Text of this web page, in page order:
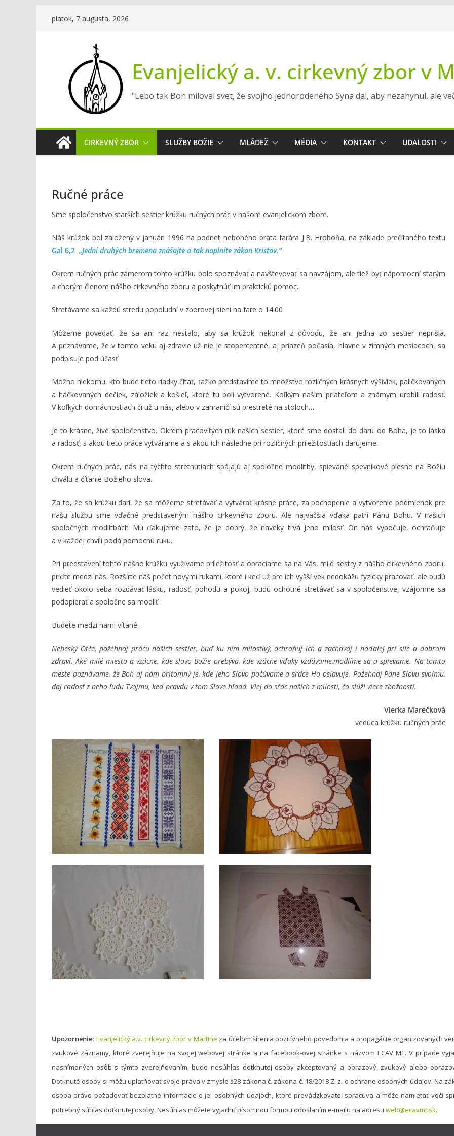
piatok, 7 augusta, 2026
Evanjelický a. v. cirkevný zbor v
"Lebo tak Boh miloval svet, že svojho jednorodeného Syna dal, aby nezahynul, ale
CIRKEVNÝ ZBOR SLUŽBY BOŽIE MLÁDEŽ MÉDIA KONTAKT UDALOSTI
Ručné práce
Sme spoločenstvo starších sestier krúžku ručných prác v našom evanjelickom zbore.
Náš krúžok bol založený v januári 1996 na podnet nebohého brata farára J.B. Hroboňa, na základe prečítaného textu
Gal 6,2 „Jedni druhých bremena znášajte a tak naplníte zákon Kristov.“
Okrem ručných prác zámerom tohto krúžku bolo spoznávať a navštevovať sa navzájom, ale tiež byť nápomocní starým
a chorým členom nášho cirkevného zboru a poskytnúť im praktickú pomoc.
Stretávame sa každú stredu popoludní v zborovej sieni na fare o 14:00
Môžeme povedať, že sa ani raz nestalo, aby sa krúžok nekonal z dôvodu, že ani jedna zo sestier neprišla.
A priznávame, že v tomto veku aj zdravie už nie je stopercentné, aj priazeň počasia, hlavne v zimných mesiacoch, sa
podpisuje pod účasť.
Možno niekomu, kto bude tieto riadky čítať, ťažko predstavíme to množstvo rozličných krásnych výšiviek, paličkovaných
a háčkovaných dečiek, záložiek a košieľ, ktoré tu boli vytvorené. Koľkým našim priateľom a známym urobili radosť.
V koľkých domácnostiach či už u nás, alebo v zahraničí sú prestreté na stoloch…
Je to krásne, živé spoločenstvo. Okrem pracovitých rúk našich sestier, ktoré sme dostali do daru od Boha, je to láska
a radosť, s akou tieto práce vytvárame a s akou ich následne pri rozličných príležitostiach darujeme.
Okrem ručných prác, nás na týchto stretnutiach spájajú aj spoločne modlitby, spievané spevníkové piesne na Božiu
chválu a čítanie Božieho slova.
Za to, že sa krúžku darí, že sa môžeme stretávať a vytvárať krásne práce, za pochopenie a vytvorenie podmienok pre
našu službu sme vďačné predstaveným nášho cirkevného zboru. Ale najväčšia vďaka patrí Pánu Bohu. V našich
spoločných modlitbách Mu ďakujeme zato, že je dobrý, že naveky trvá Jeho milosť. On nás vypočuje, ochraňuje
a v každej chvíli podá pomocnú ruku.
Pri predstavení tohto nášho krúžku využívame príležitosť a obraciame sa na Vás, milé sestry z nášho cirkevného zboru,
príďte medzi nás. Rozšírte náš počet novými rukami, ktoré i keď už pre ich vyšší vek nedokážu fyzicky pracovať, ale budú
vedieť okolo seba rozdávať lásku, radosť, pohodu a pokoj, budú ochotné stretávať sa v spoločenstve, vzájomne sa
podopierať a spoločne sa modliť.
Budete medzi nami vítané.
Nebeský Otče, požehnaj prácu našich sestier,buď ku nim milostivý, ochraňuj ich a zachovaj i naďalej pri sile a dobrom
zdraví.Aké milé miesto a vzácne, kde slovo Božie prebýva, kde vzácne vďaky vzdávame,modlíme sa a spievame. Na tomto
meste poznávame, že Boh aj nám prítomný je,kde Jeho Slovo počúvame a srdce Ho oslavuje. Požehnaj Pane Slovu svojmu,
daj radosť z neho ľudu Tvojmu, keď pravdu v tom Slove hľadá. Vlej do sŕdc našich z milosti, čo slúži viere zbožnosti.
Vierka Marečková
vedúca krúžku ručných prác
Upozornenie: Evanjelický a.v. cirkevný zbor v Martine za účelom šírenia pozitívneho povedomia a propagácie organizovaných
zvukové záznamy, ktoré zverejňuje na svojej webovej stránke a na facebook-ovej stránke s názvom ECAV MT. V prípade
nasnímaných osôb s týmto zverejňovaním, bude nesúhlas dotknutej osoby akceptovaný a obrazový, zvukový alebo
Dotknuté osoby si môžu uplatňovať svoje práva v zmysle §28 zákona č. zákona č. 18/2018 Z. z. o ochrane osobných údajov. Na
osoba právo požadovať bezplatné informácie o jej osobných údajoch, ktoré prevádzkovateľ spracúva a môže namietať voči
potrebný súhlas dotknutej osoby. Nesúhlas môžete vyjadriť písomnou formou odoslaním e-mailu na adresu web@ecavmt.sk.